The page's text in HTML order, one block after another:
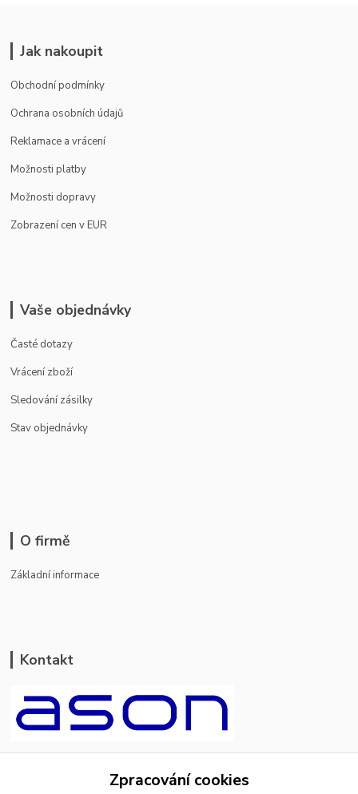
Jak nakoupit
Obchodní podmínky
Ochrana osobních údajů
Reklamace a vrácení
Možnosti platby
Možnosti dopravy
Zobrazení cen v EUR
Vaše objednávky
Časté dotazy
Vrácení zboží
Sledování zásilky
Stav objednávky
O firmě
Základní informace
Kontakt
Zpracování cookies